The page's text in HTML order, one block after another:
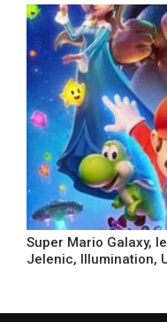
Super Mario Galaxy,
Jelenic, Illumination,